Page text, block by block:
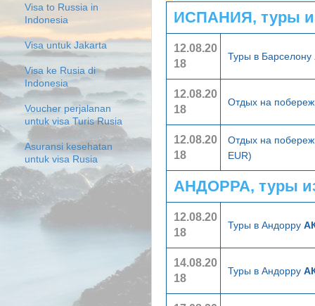
ИСПАНИЯ, туры
12.08.20
18
Туры в Барселону
12.08.20
18
Отдых на
12.08.20
18
Отдых на
EUR)
АНДОРРА, туры
12.08.20
18
Туры в Андорру
14.08.20
18
Туры в Андорру
Visa to Russia in
Indonesia
Visa untuk Jakarta
Visa ke Rusia di
Indonesia
Voucher perjalanan
untuk visa Turis Rusia
Asuransi kesehatan
untuk visa Rusia